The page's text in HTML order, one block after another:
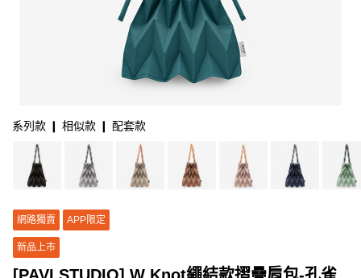
系列款 ❙ 相似款 ❙ 配套款
網路獨賣 APP限定
新品上市